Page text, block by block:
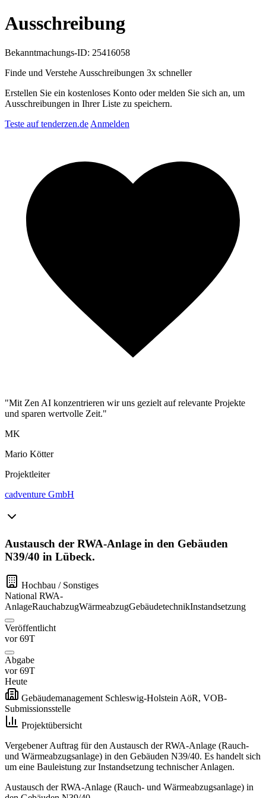
Ausschreibung
Bekanntmachungs-ID: 25416058
Finde und Verstehe Ausschreibungen 3x schneller
Erstellen Sie ein kostenloses Konto oder melden Sie sich an, um
Ausschreibungen in Ihrer Liste zu speichern.
Teste auf tenderzen.de Anmelden
"Mit Zen AI konzentrieren wir uns gezielt auf relevante Projekte
und sparen wertvolle Zeit."
MK
Mario Kötter
Projektleiter
cadventure GmbH
Austausch der RWA-Anlage in den Gebäuden
N39/40 in Lübeck.
Hochbau / Sonstiges
National RWA-
AnlageRauchabzugWärmeabzugGebäudetechnikInstandsetzung
Veröffentlicht
vor 69T
Abgabe
vor 69T
Heute
Gebäudemanagement Schleswig-Holstein AöR, VOB-
Submissionsstelle
Projektübersicht
Vergebener Auftrag für den Austausch der RWA-Anlage (Rauch-
und Wärmeabzugsanlage) in den Gebäuden N39/40. Es handelt sich
um eine Bauleistung zur Instandsetzung technischer Anlagen.
Austausch der RWA-Anlage (Rauch- und Wärmeabzugsanlage) in